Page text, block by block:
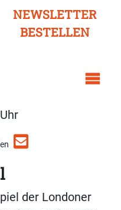
NEWSLETTER
BESTELLEN
der Londoner